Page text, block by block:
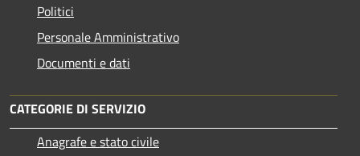
Politici
Personale Amministrativo
Documenti e dati
CATEGORIE DI SERVIZIO
Anagrafe e stato civile